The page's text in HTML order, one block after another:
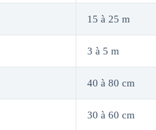
15 à 25 m
3 à 5 m
40 à 80 cm
30 à 60 cm